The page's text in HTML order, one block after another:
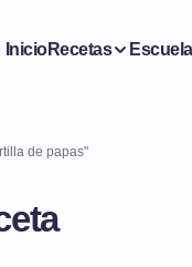
InicioRecetas
de papas"